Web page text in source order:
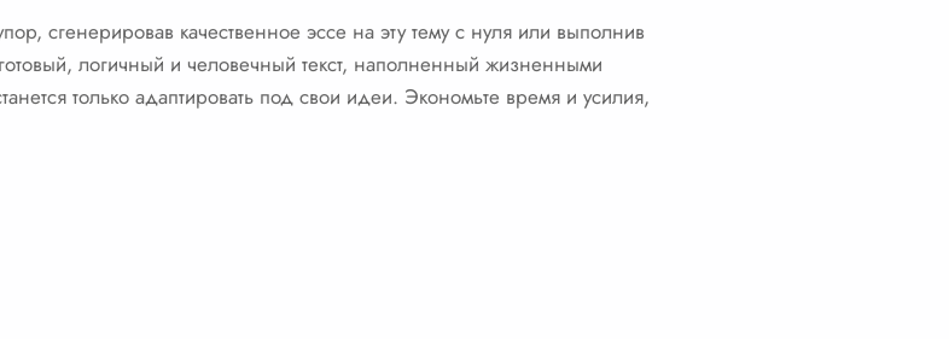
сгенерировав качественное эссе на эту тему с нуля или выполнив
логичный и человечный текст, наполненный жизненными
только адаптировать под свои идеи. Экономьте время и усилия,